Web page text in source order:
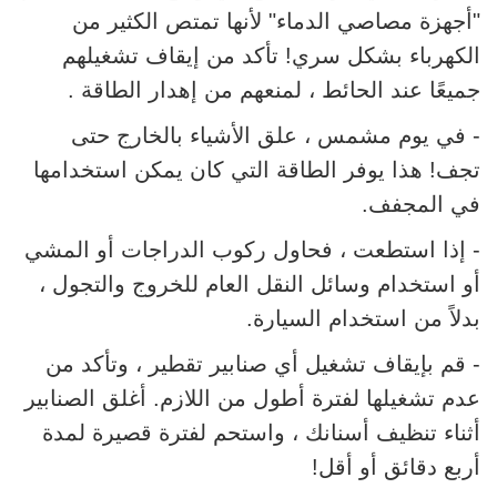
"أجهزة مصاصي الدماء" لأنها تمتص الكثير من
الكهرباء بشكل سري! تأكد من إيقاف تشغيلهم
جميعًا عند الحائط ، لمنعهم من إهدار الطاقة .
- في يوم مشمس ، علق الأشياء بالخارج حتى
تجف! هذا يوفر الطاقة التي كان يمكن استخدامها
في المجفف.
- إذا استطعت ، فحاول ركوب الدراجات أو المشي
أو استخدام وسائل النقل العام للخروج والتجول ،
بدلاً من استخدام السيارة.
- قم بإيقاف تشغيل أي صنابير تقطير ، وتأكد من
عدم تشغيلها لفترة أطول من اللازم. أغلق الصنابير
أثناء تنظيف أسنانك ، واستحم لفترة قصيرة لمدة
أربع دقائق أو أقل!